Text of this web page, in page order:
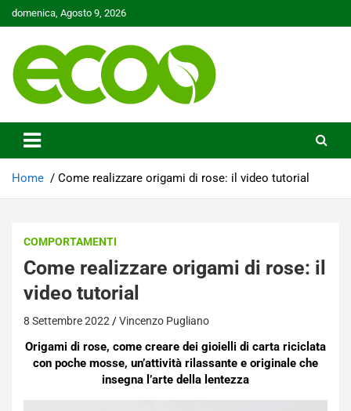
Skip
to
domenica, Agosto 9, 2026
Ecoo.it
Home Come realizzare origami di rose: il video tutorial
COMPORTAMENTI
Come realizzare origami di rose: il
video tutorial
8 Settembre 2022 Vincenzo Pugliano
Origami di rose, come creare dei gioielli di carta riciclata
con poche mosse, un’attività rilassante e originale che
insegna l’arte della lentezza